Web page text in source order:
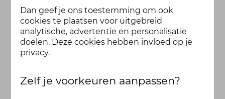
Dan geef je ons toestemming om ook
cookies te plaatsen voor uitgebreid
analytische, advertentie en personalisatie
doelen. Deze cookies hebben invloed op je
privacy.
Zelf je voorkeuren aanpassen?